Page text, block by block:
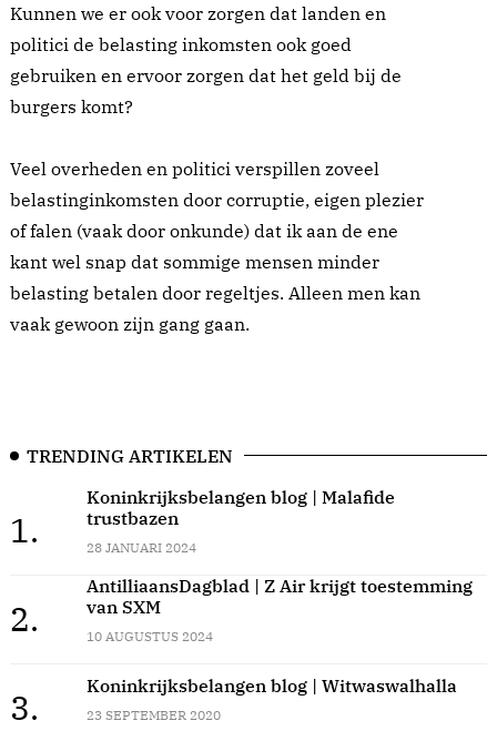
Kunnen we er ook voor zorgen dat landen en
politici de belasting inkomsten ook goed
gebruiken en ervoor zorgen dat het geld bij de
burgers komt?
Veel overheden en politici verspillen zoveel
belastinginkomsten door corruptie, eigen plezier
of falen (vaak door onkunde) dat ik aan de ene
kant wel snap dat sommige mensen minder
belasting betalen door regeltjes. Alleen men kan
vaak gewoon zijn gang gaan.
TRENDING ARTIKELEN
1.
Koninkrijksbelangen blog | Malafide
trustbazen
28 JANUARI 2024
2.
AntilliaansDagblad | Z Air krijgt toestemming
van SXM
10 AUGUSTUS 2024
3.
Koninkrijksbelangen blog | Witwaswalhalla
23 SEPTEMBER 2020